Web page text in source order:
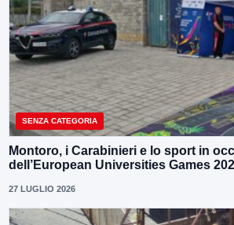
SENZA CATEGORIA
Montoro, i Carabinieri e lo sport in
dell’European Universities Games
27 LUGLIO 2026